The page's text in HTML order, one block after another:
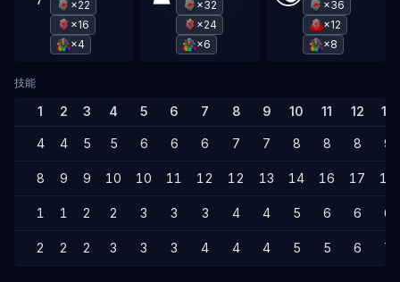
×22
×16
×4
×32
×24
×6
×36
×12
×8
技能
1 2 3 4 5 6 7 8 9 10 11 12 13
4 4 5 5 6 6 6 7 7 8 8 8 9
8 9 9 10 10 11 12 12 13 14 16 17 19
1 1 2 2 3 3 3 4 4 5 6 6 6
2 2 2 3 3 3 4 4 4 5 5 6 7